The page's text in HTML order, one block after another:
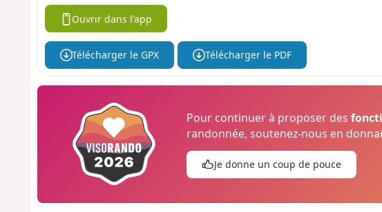
Ouvrir dans l'app
Télécharger le GPX Télécharger le PDF
Pour continuer à proposer des
randonnée, soutenez-nous en
Je donne un coup de pouce